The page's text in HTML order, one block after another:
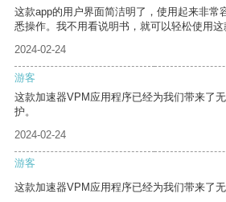
这款app的用户界面简洁明了，使用起来非常
悉操作。我不用看说明书，就可以轻松使用这
2024-02-24
游客
这款加速器VPM应用程序已经为我们带来了
护。
2024-02-24
游客
这款加速器VPM应用程序已经为我们带来了无